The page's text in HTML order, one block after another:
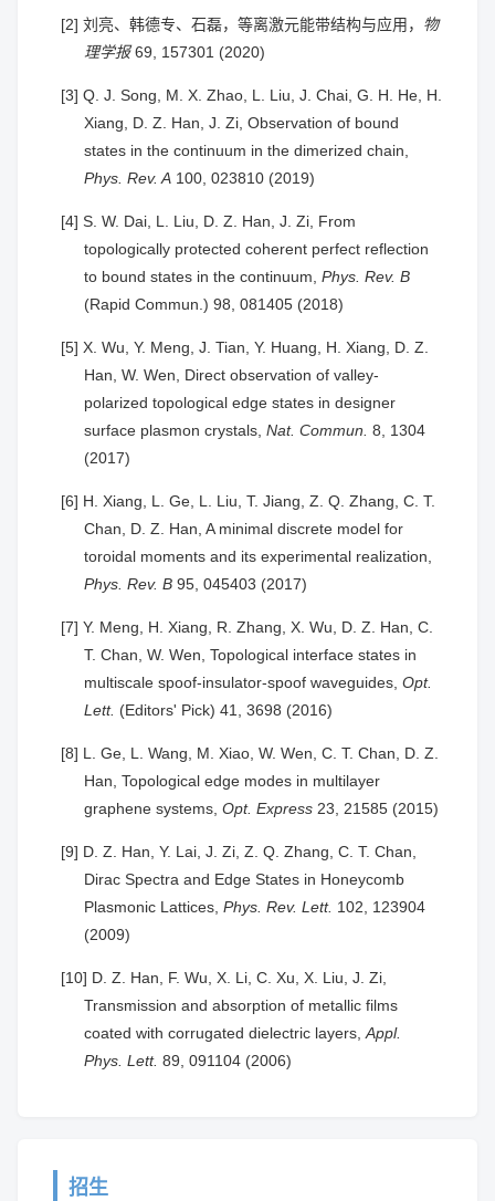
[2] 刘亮、韩德专、石磊，等离激元能带结构与应用， 物
理学报69, 157301 (2020)
[3] Q. J. Song, M. X. Zhao, L. Liu, J. Chai, G. H. He, H.
Xiang, D. Z. Han, J. Zi, Observation of bound
states in the continuum in the dimerized chain,
Phys. Rev. A 100, 023810 (2019)
[4] S. W. Dai, L. Liu, D. Z. Han, J. Zi, From
topologically protected coherent perfect reflection
to bound states in the continuum, Phys. Rev. B
(Rapid Commun.) 98, 081405 (2018)
[5] X. Wu, Y. Meng, J. Tian, Y. Huang, H. Xiang, D. Z.
Han, W. Wen, Direct observation of valley-
polarized topological edge states in designer
surface plasmon crystals, Nat. Commun. 8, 1304
(2017)
[6] H. Xiang, L. Ge, L. Liu, T. Jiang, Z. Q. Zhang, C. T.
Chan, D. Z. Han, A minimal discrete model for
toroidal moments and its experimental realization,
Phys. Rev. B 95, 045403 (2017)
[7] Y. Meng, H. Xiang, R. Zhang, X. Wu, D. Z. Han, C.
T. Chan, W. Wen, Topological interface states in
multiscale spoof-insulator-spoof waveguides, Opt.
Lett. (Editors' Pick) 41, 3698 (2016)
[8] L. Ge, L. Wang, M. Xiao, W. Wen, C. T. Chan, D. Z.
Han, Topological edge modes in multilayer
graphene systems, Opt. Express 23, 21585 (2015)
[9] D. Z. Han, Y. Lai, J. Zi, Z. Q. Zhang, C. T. Chan,
Dirac Spectra and Edge States in Honeycomb
Plasmonic Lattices, Phys. Rev. Lett. 102, 123904
(2009)
[10] D. Z. Han, F. Wu, X. Li, C. Xu, X. Liu, J. Zi,
Transmission and absorption of metallic films
coated with corrugated dielectric layers, Appl.
Phys. Lett. 89, 091104 (2006)
招生